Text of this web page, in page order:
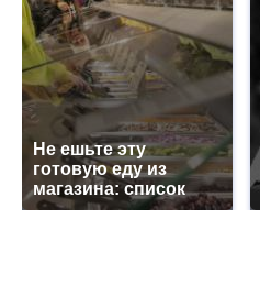
Не ешьте эту
готовую еду из
магазина: список